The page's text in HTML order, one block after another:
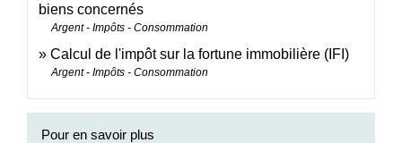
biens concernés
Argent - Impôts - Consommation
Calcul de l'impôt sur la fortune immobilière (IFI)
Argent - Impôts - Consommation
Pour en savoir plus